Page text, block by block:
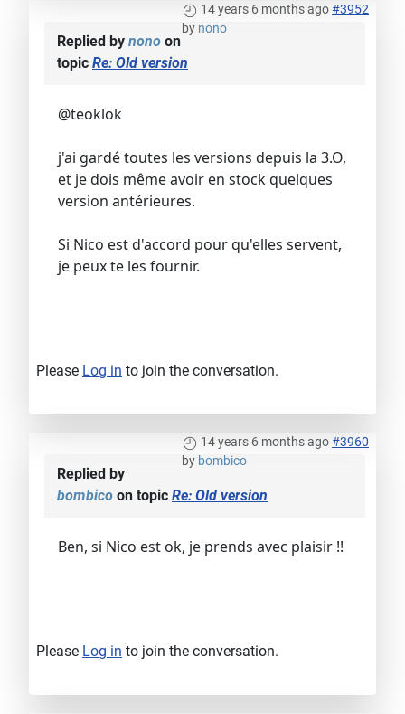
14 years 6 months ago#3952
by nono
Replied by nono on
topic Re: Old version
@teoklok
j'ai gardé toutes les versions depuis la 3.O,
et je dois même avoir en stock quelques
version antérieures.
Si Nico est d'accord pour qu'elles servent,
je peux te les fournir.
Please Log in to join the conversation.
14 years 6 months ago#3960
by bombico
Replied by
bombico on topic Re: Old version
Ben, si Nico est ok, je prends avec plaisir !!
Please Log in to join the conversation.